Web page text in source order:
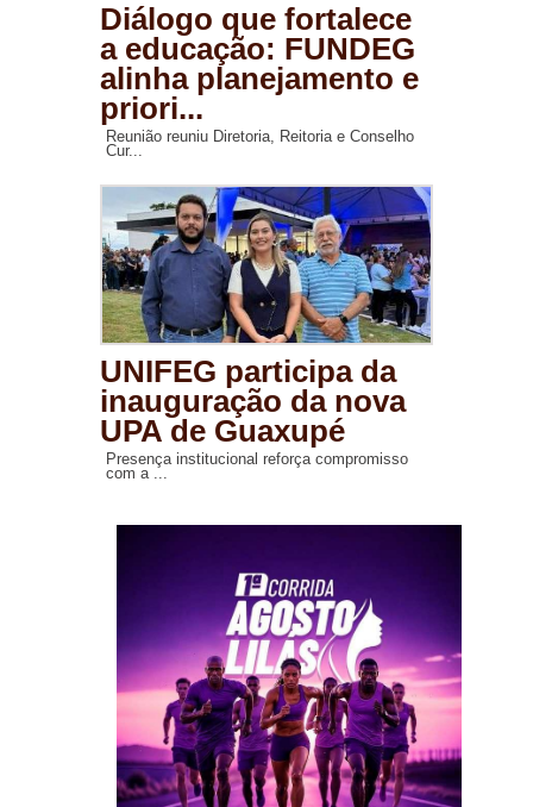
Diálogo que fortalece
a educação: FUNDEG
alinha planejamento e
priori...
Reunião reuniu Diretoria, Reitoria e Conselho
Cur...
UNIFEG participa da
inauguração da nova
UPA de Guaxupé
Presença institucional reforça compromisso
com a ...